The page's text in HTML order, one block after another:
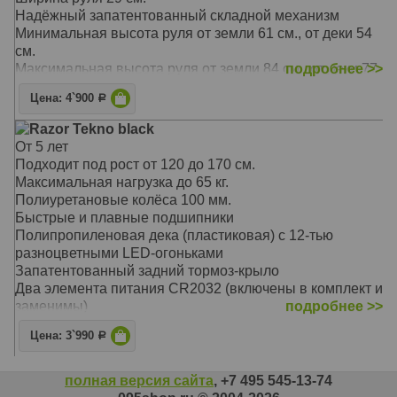
Надёжный запатентованный складной механизм
Минимальная высота руля от земли 61 см., от деки 54
см.
Максимальная высота руля от земли 84 см., от деки 77
Ширина платформы для ног (деки) 9,5 см.
"Полезная" длина деки 31 см., общая длина деки 69 см.
Дорожный просвет (клиренс) 5 см.
Сборка не требуется
Габариты упаковки: 63,5x11x21 см
Вес упаковки: 3 кг
подробнее >>
Цена: 4`900 Р
Razor Tekno black
От 5 лет
Подходит под рост от 120 до 170 см.
Максимальная нагрузка до 65 кг.
Полиуретановые колёса 100 мм.
Быстрые и плавные подшипники
Полипропиленовая дека (пластиковая) с 12-тью
разноцветными LED-огоньками
Запатентованный задний тормоз-крыло
Два элемента питания CR2032 (включены в комплект и
заменимы)
Руль и дека выполнены из высокачественной стали
Мягкие ручки из вспененого паралона
Фиксированная высота руля от деки 75 см., от земли
подробнее >>
Цена: 3`990 Р
полная версия сайта, +7 495 545-13-74